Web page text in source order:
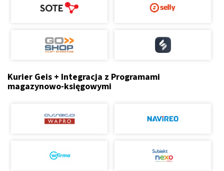
Kurier Geis + Integracja z Programami
magazynowo-księgowymi